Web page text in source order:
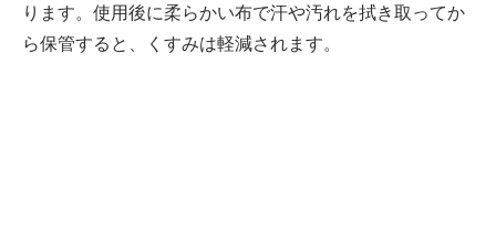
ります。使用後に柔らかい布で汗や汚れを拭き取ってか
ら保管すると、くすみは軽減されます。